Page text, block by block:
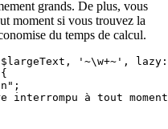
grands. De plus, vous
moment si vous trouvez la
du temps de calcul.
'~\w+~',
interrompu à tout moment